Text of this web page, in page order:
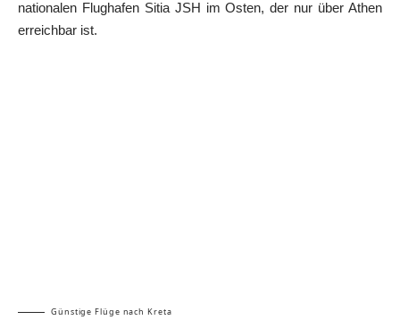
nationalen Flughafen Sitia JSH im Osten, der nur über Athen
erreichbar ist.
Günstige Flüge nach Kreta